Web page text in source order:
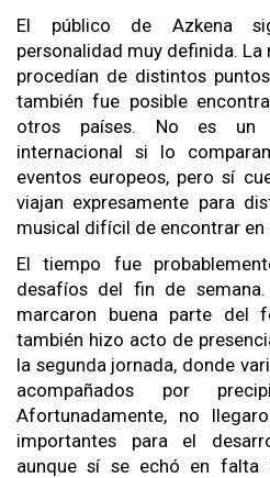
El público de Azkena
personalidad muy definida.
procedían de distintos
también fue posible
otros países. No es un
internacional si lo
eventos europeos, pero sí
viajan expresamente para
musical difícil de encontrar en
El tiempo fue
desafíos del fin de
marcaron buena parte del
también hizo acto de
la segunda jornada, donde
acompañados por
Afortunadamente, no
importantes para el
aunque sí se echó en falta